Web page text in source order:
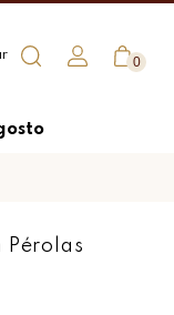
0
Pérolas